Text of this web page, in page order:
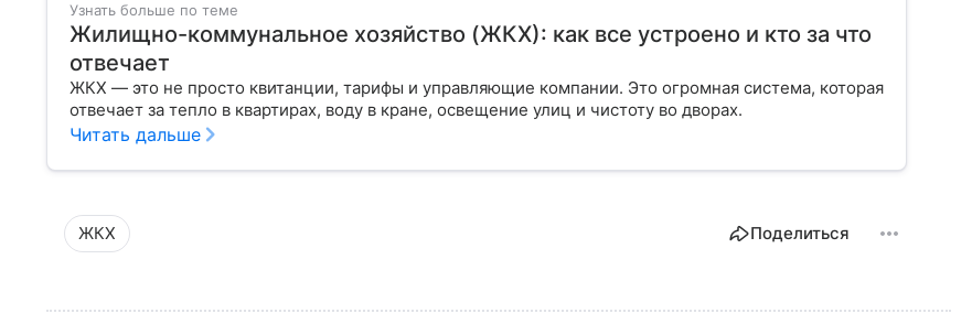
Узнать больше по теме
Жилищно-коммунальное хозяйство (ЖКХ): как все устроено и кто за что
отвечает
ЖКХ — это не просто квитанции, тарифы и управляющие компании. Это огромная система, которая
отвечает за тепло в квартирах, воду в кране, освещение улиц и чистоту во дворах.
Читать дальше
ЖКХ Поделиться